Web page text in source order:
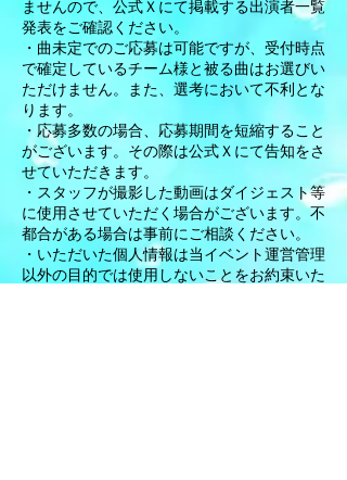
ませんので、公式Ｘにて掲載する出演者一覧
発表をご確認ください。
・曲未定でのご応募は可能ですが、受付時点
で確定しているチーム様と被る曲はお選びい
ただけません。また、選考において不利とな
ります。
・応募多数の場合、応募期間を短縮すること
がございます。その際は公式Ｘにて告知をさ
せていただきます。
・スタッフが撮影した動画はダイジェスト等
に使用させていただく場合がございます。不
都合がある場合は事前にご相談ください。​
・いただいた個人情報は当イベント運営管理
以外の目的では使用しないことをお約束いた